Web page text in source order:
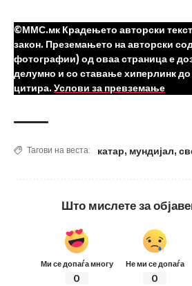
©ММС.мк Крадењето авторски
закон. Преземањето на авторски
фотографии) од оваа страница е
делумно и со ставање хиперлинк
цитира. Услови за превземање
Тагови на веста: катар, мундијал,
Што мислете за
Ми се допаѓа многу
0
Не ми се допаѓа
0